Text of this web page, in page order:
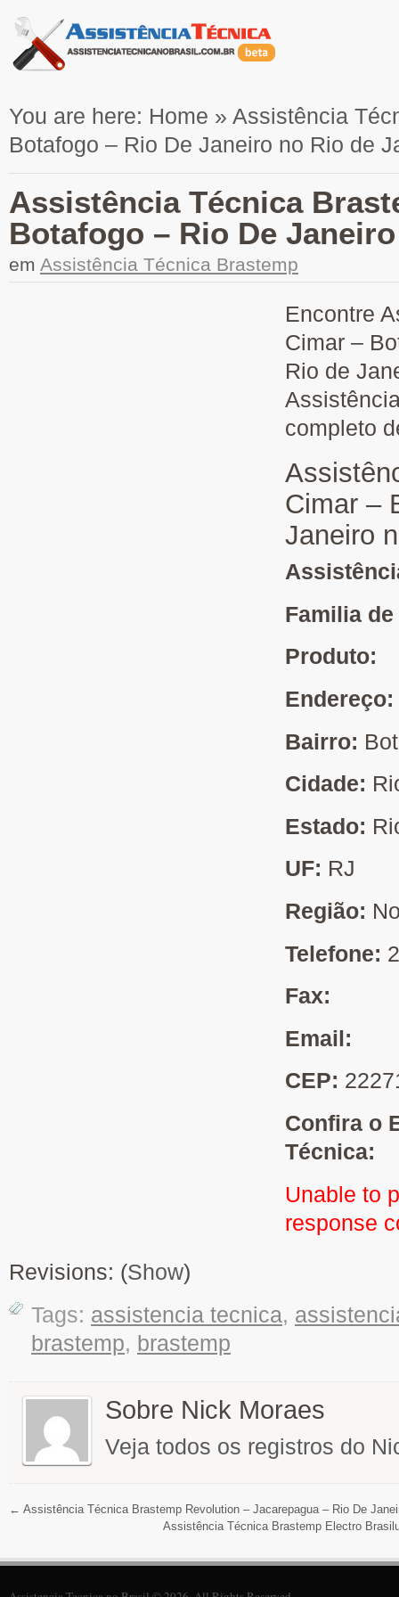
You are here: Home » Assistência
Botafogo – Rio De Janeiro no Rio de
Assistência Técnica
Botafogo – Rio De
em Assistência Técnica Brastemp
Encontre
Cimar –
Rio de
completo
Cimar –
Janeiro
Familia
Produto:
Endereço:
Bairro:
Cidade:
Estado:
UF: RJ
Região:
Telefone:
Fax:
Email:
CEP:
Confira o
Técnica:
Unable to
response
Revisions: (Show)
Tags: assistencia tecnica,
brastemp, brastemp
Sobre Nick Moraes
Veja todos os registros do
← Assistência Técnica Brastemp Revolution – Jacarepagua – Rio De
Assistência Técnica Brastemp Electro